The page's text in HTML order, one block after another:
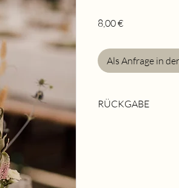
8,00 €Preis
Als Anfrage in
RÜCKGABE